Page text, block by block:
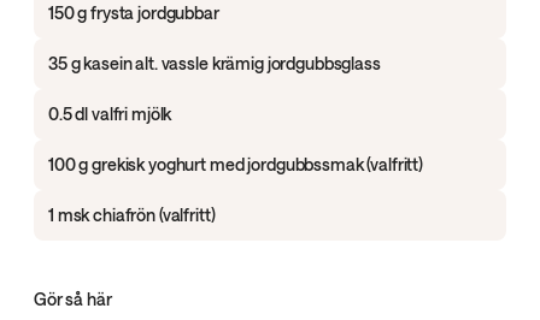
150 g frysta jordgubbar
35 g kasein alt. vassle krämig jordgubbsglass
0.5 dl valfri mjölk
100 g grekisk yoghurt med jordgubbssmak (valfritt)
1 msk chiafrön (valfritt)
Gör så här